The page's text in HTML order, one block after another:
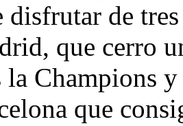
disfrutar de
que cerro
Champions
que